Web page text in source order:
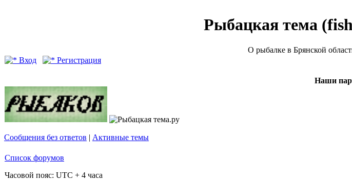
Рыбацкая тема
О рыбалке в Брянской
Вход
Регистрация
Наши
Сообщения без ответов | Активные темы
Список форумов
Часовой пояс: UTC + 4 часа